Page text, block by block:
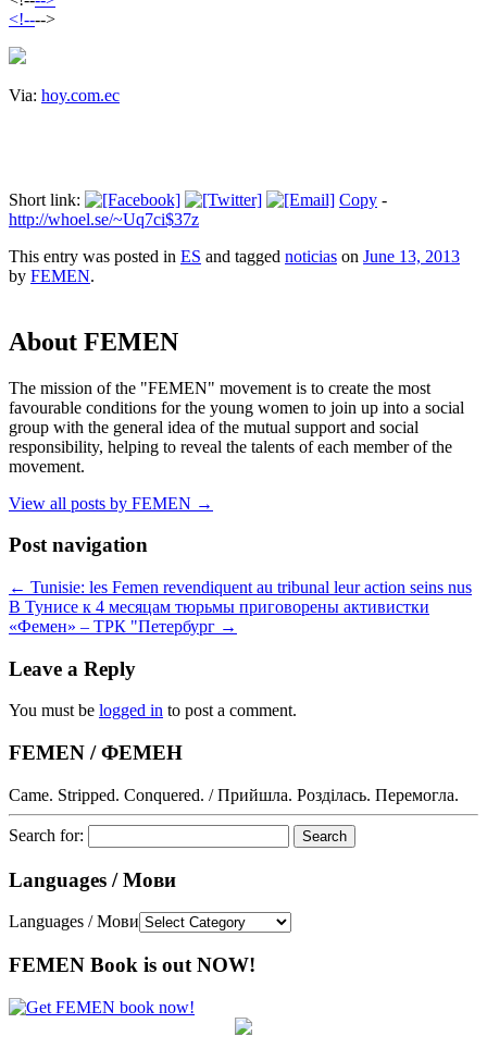
<!---->
Via: hoy.com.ec
Short link: Copy -
http://whoel.se/~Uq7ci$37z
This entry was posted in ES and tagged noticias on June 13, 2013
by FEMEN.
About FEMEN
The mission of the "FEMEN" movement is to create the most
favourable conditions for the young women to join up into a social
group with the general idea of the mutual support and social
responsibility, helping to reveal the talents of each member of the
movement.
View all posts by FEMEN →
Post navigation
← Tunisie: les Femen revendiquent au tribunal leur action seins nus
В Тунисе к 4 месяцам тюрьмы приговорены активистки
«Фемен» – ТРК "Петербург →
Leave a Reply
You must be logged in to post a comment.
FEMEN / ФЕМЕН
Came. Stripped. Conquered. / Прийшла. Розділась. Перемогла.
Search for:
Languages / Мови
Languages / Мови
FEMEN Book is out NOW!